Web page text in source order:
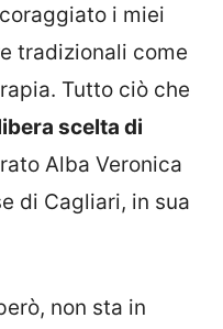
i miei
tradizionali come
Tutto ciò che
scelta di
Alba Veronica
di Cagliari, in sua
non sta in